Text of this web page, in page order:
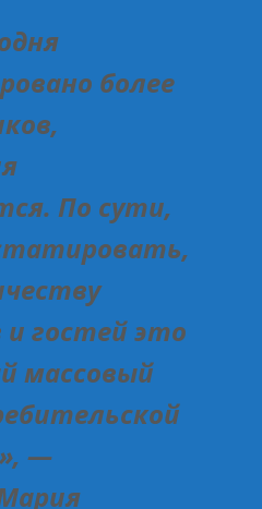
более
По сути,
и гостей это
массовый
—